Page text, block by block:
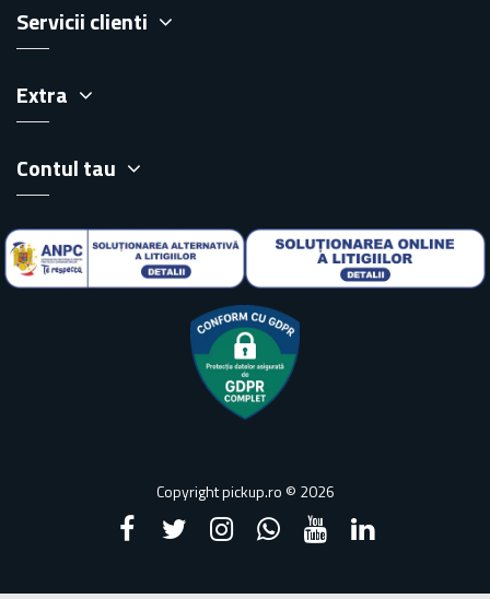
Servicii clienti
Extra
Contul tau
Copyright pickup.ro © 2026